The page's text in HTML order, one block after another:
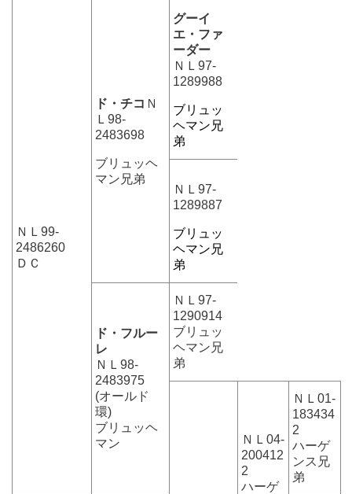
ＮＬ99-
2486260
ＤＣ
ド・チコ Ｎ
Ｌ98-
2483698
ブリュッヘ
マン兄弟
グーイ
エ・ファ
ーダー
ＮＬ97-
1289988
ブリュッ
ヘマン兄
弟
ＮＬ97-
1289887
ブリュッ
ヘマン兄
弟
ド・フルー
レ
ＮＬ98-
2483975
(オールド
環)
ブリュッヘ
マン
ＮＬ97-
1290914
ブリュッ
ヘマン兄
弟
ＮＬ04-
200412
2
ハーゲ
ＮＬ01-
183434
2
ハーゲ
ンス兄
弟